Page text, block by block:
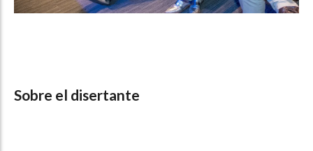
Sobre el disertante